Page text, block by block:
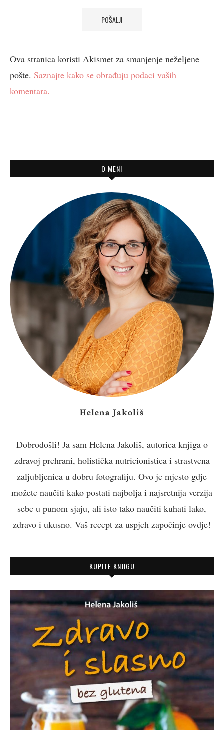
Ova stranica koristi Akismet za smanjenje neželjene
pošte. Saznajte kako se obrađuju podaci vaših
komentara.
O MENI
Helena Jakoliš
Dobrodošli! Ja sam Helena Jakoliš, autorica knjiga o
zdravoj prehrani, holistička nutricionistica i strastvena
zaljubljenica u dobru fotografiju. Ovo je mjesto gdje
možete naučiti kako postati najbolja i najsretnija verzija
sebe u punom sjaju, ali isto tako naučiti kuhati lako,
zdravo i ukusno. Vaš recept za uspjeh započinje ovdje!
KUPITE KNJIGU